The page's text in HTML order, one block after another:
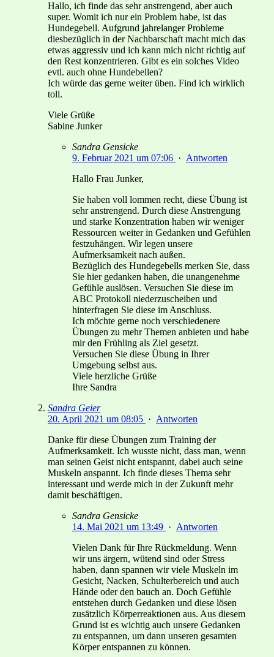
Hallo, ich finde das sehr anstrengend, aber auch
super. Womit ich nur ein Problem habe, ist das
Hundegebell. Aufgrund jahrelanger Probleme
diesbezüglich in der Nachbarschaft macht mich das
etwas aggressiv und ich kann mich nicht richtig auf
den Rest konzentrieren. Gibt es ein solches Video
evtl. auch ohne Hundebellen?
Ich würde das gerne weiter üben. Find ich wirklich
toll.
Viele Grüße
Sabine Junker
Sandra Gensicke
9. Februar 2021 um 07:06 · Antworten
Hallo Frau Junker,
Sie haben voll lommen recht, diese Übung ist
sehr anstrengend. Durch diese Anstrengung
und starke Konzentration haben wir weniger
Ressourcen weiter in Gedanken und Gefühlen
festzuhängen. Wir legen unsere
Aufmerksamkeit nach außen.
Bezüglich des Hundegebells merken Sie, dass
Sie hier gedanken haben, die unangenehme
Gefühle auslösen. Versuchen Sie diese im
ABC Protokoll niederzuscheiben und
hinterfragen Sie diese im Anschluss.
Ich möchte gerne noch verschiedenere
Übungen zu mehr Themen anbieten und habe
mir den Frühling als Ziel gesetzt.
Versuchen Sie diese Übung in Ihrer
Umgebung selbst aus.
Viele herzliche Grüße
Ihre Sandra
Sandra Geier
20. April 2021 um 08:05 · Antworten
Danke für diese Übungen zum Training der
Aufmerksamkeit. Ich wusste nicht, dass man, wenn
man seinen Geist nicht entspannt, dabei auch seine
Muskeln anspannt. Ich finde dieses Thema sehr
interessant und werde mich in der Zukunft mehr
damit beschäftigen.
Sandra Gensicke
14. Mai 2021 um 13:49 · Antworten
Vielen Dank für Ihre Rückmeldung. Wenn
wir uns ärgern, wütend sind oder Stress
haben, dann spannen wir viele Muskeln im
Gesicht, Nacken, Schulterbereich und auch
Hände oder den bauch an. Doch Gefühle
entstehen durch Gedanken und diese lösen
zusätzlich Körperreaktionen aus. Aus diesem
Grund ist es wichtig auch unsere Gedanken
zu entspannen, um dann unseren gesamten
Körper entspannen zu können.